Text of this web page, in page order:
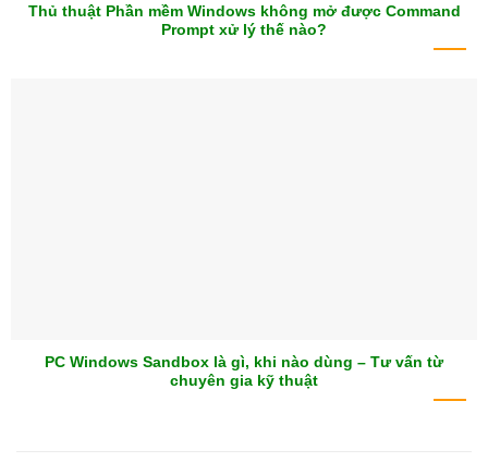
Thủ thuật Phần mềm Windows không mở được Command
Prompt xử lý thế nào?
PC Windows Sandbox là gì, khi nào dùng – Tư vấn từ
chuyên gia kỹ thuật